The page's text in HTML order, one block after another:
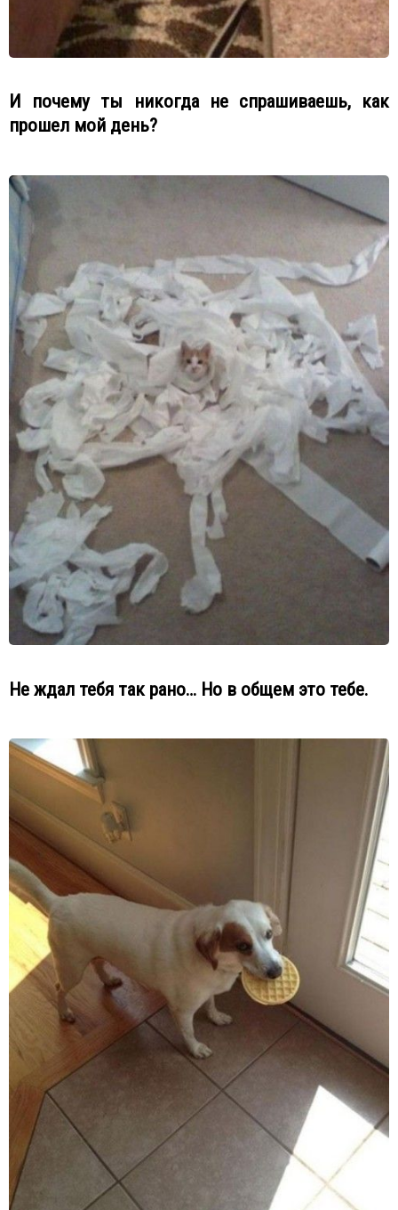
И почему ты никогда не спрашиваешь, как
прошел мой день?
Не ждал тебя так рано… Но в общем это тебе.